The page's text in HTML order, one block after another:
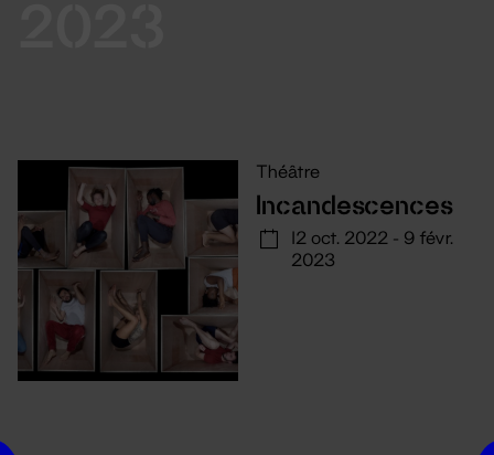
Théâtre
Incandescences
12 oct. 2022 - 9 févr.
2023